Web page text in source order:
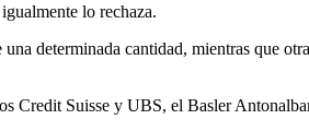
lo rechaza.
determinada cantidad, mientras que
Credit Suisse y UBS, el Basler